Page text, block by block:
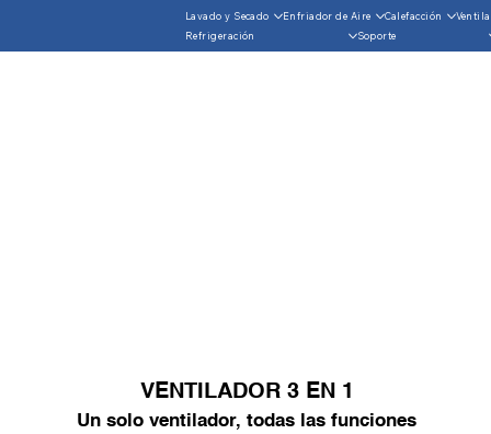
Lavado y Secado Enfriador de Aire Calefacción
Refrigeración
Soporte
VENTILADOR 3 EN 1
Un solo ventilador, todas las funciones